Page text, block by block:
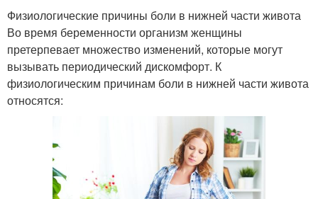
Физиологические причины боли в нижней части живота
Во время беременности организм женщины
претерпевает множество изменений, которые могут
вызывать периодический дискомфорт. К
физиологическим причинам боли в нижней части живота
относятся: